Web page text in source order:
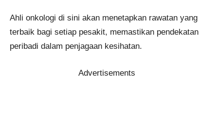
Ahli onkologi di sini akan menetapkan rawatan yang
terbaik bagi setiap pesakit, memastikan pendekatan
peribadi dalam penjagaan kesihatan.
Advertisements